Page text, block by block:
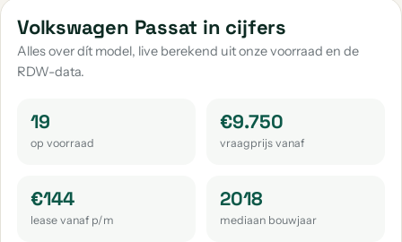
Volkswagen Up
aantal: 30
Volkswagen Caddy Maxi
aantal: 22
Volkswagen Golf Sportsvan
Volkswagen Tayron
aantal: 14
Volkswagen Tiguan Allspace
aantal: 14
aantal: 12 aantal: 11
Volkswagen Passat in cijfers
Alles over dít model, live berekend uit onze voorraad en de
RDW-data.
19
op voorraad
€9.750
vraagprijs vanaf
€144
lease vanaf p/m
2018
mediaan bouwjaar